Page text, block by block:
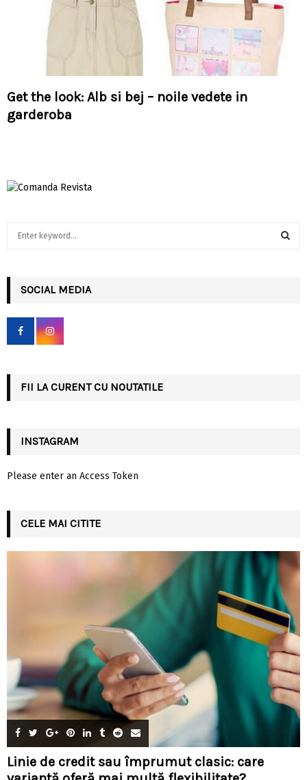
Get the look: Alb si bej – noile vedete in
garderoba
h
f
r
SOCIAL MEDIA
FII LA CURENT CU NOUTATILE
INSTAGRAM
Please enter an Access Token
CELE MAI CITITE
Linie de credit sau împrumut clasic: care